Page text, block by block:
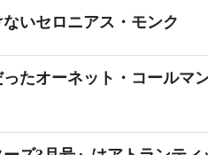
いセロニアス・モンク
たオーネット・コールマ